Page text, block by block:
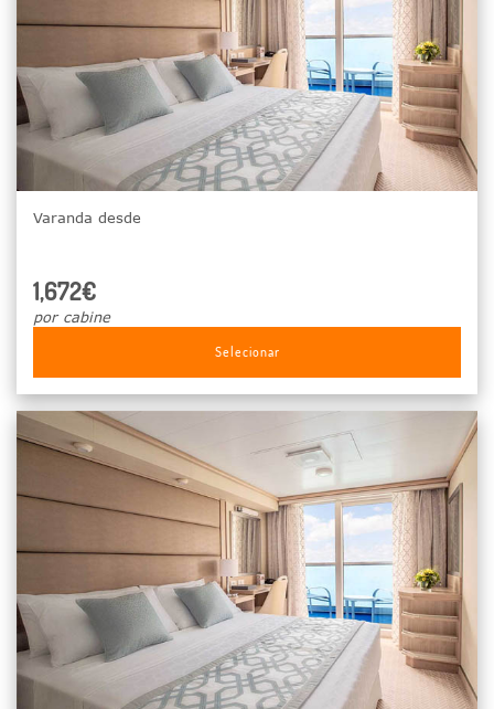
Varanda desde
1,672€
por cabine
Selecionar